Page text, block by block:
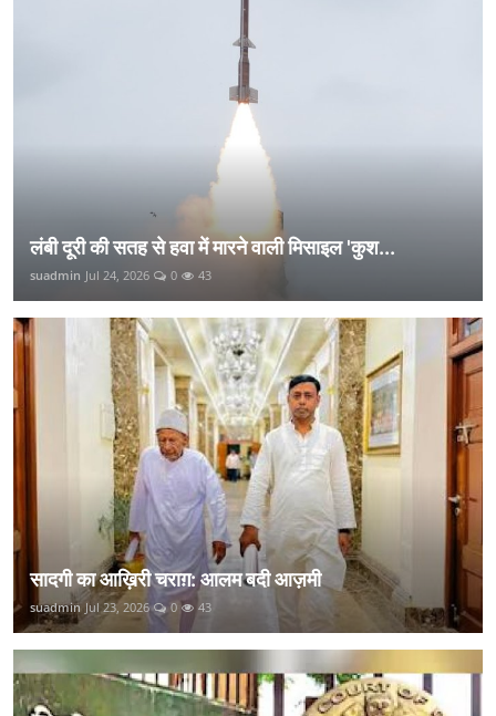
लंबी दूरी की सतह से हवा में मारने वाली मिसाइल 'कुश...
suadmin Jul 24, 2026 0 43
सादगी का आख़िरी चराग़: आलम बदी आज़मी
suadmin Jul 23, 2026 0 43